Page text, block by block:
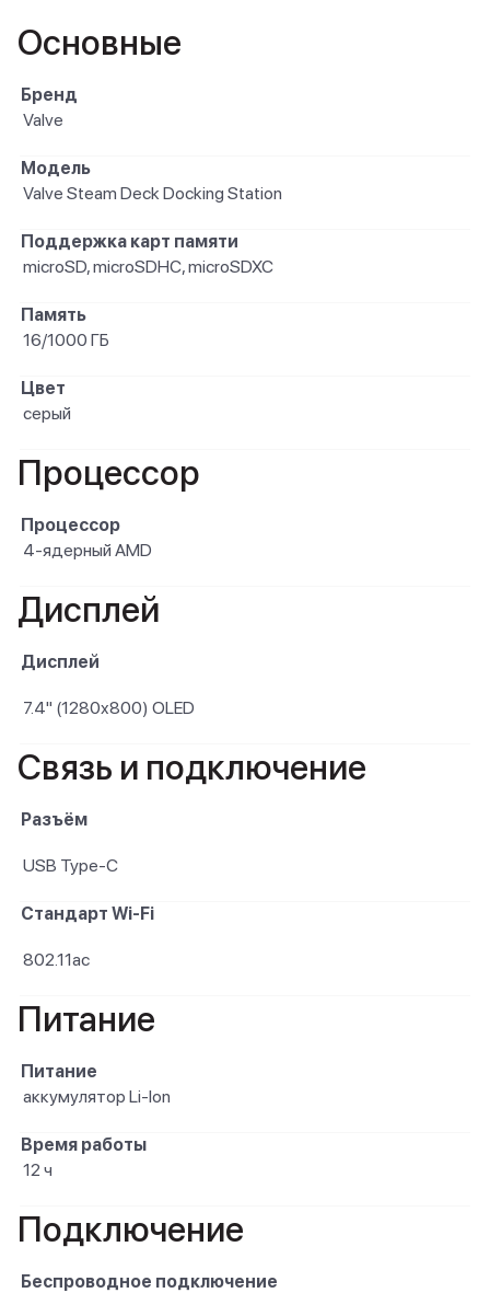
Основные
Бренд
Valve
Модель
Valve Steam Deck Docking Station
Поддержка карт памяти
microSD, microSDHC, microSDXC
Память
16/1000 ГБ
Цвет
серый
Процессор
Процессор
4-ядерный AMD
Дисплей
Дисплей
7.4" (1280x800) OLED
Связь и подключение
Разъём
USB Type-C
Стандарт Wi-Fi
802.11ac
Питание
Питание
аккумулятор Li-Ion
Время работы
12 ч
Подключение
Беспроводное подключение